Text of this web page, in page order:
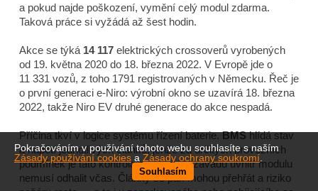
a pokud najde poškození, vymění celý modul zdarma.
Taková práce si vyžádá až šest hodin.
Akce se týká 14 117 elektrických crossoverů vyrobených
od 19. května 2020 do 18. března 2022. V Evropě jde o
11 331 vozů, z toho 1791 registrovaných v Německu. Řeč je
o první generaci e-Niro: výrobní okno se uzavírá 18. března
2022, takže Niro EV druhé generace do akce nespadá.
Příčina tkví v logice systému řízení baterie.BMShlídá stav
a napětí jednotlivých článků, jenže za určitých provozních
podmínek je tato kontrola omezená a závadu uvnitř modulu
nemusí odhalit včas. Články se pak mohou přehřát a riziko
Pokračováním v používání tohoto webu souhlasíte s naším
Zásady používání cookies a Zásady ochrany soukromí
Souhlasím